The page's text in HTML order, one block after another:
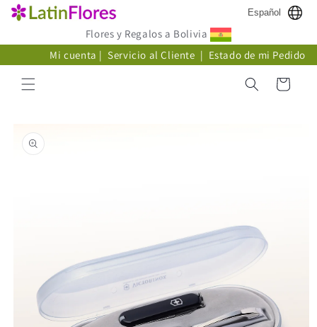
directamente
Español
Flores y Regalos a Bolivia
Mi cuenta | Servicio al Cliente | Estado de mi Pedido
Carrito
información